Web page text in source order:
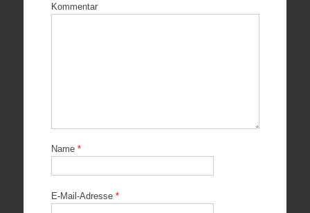
Kommentar
Name *
E-Mail-Adresse *